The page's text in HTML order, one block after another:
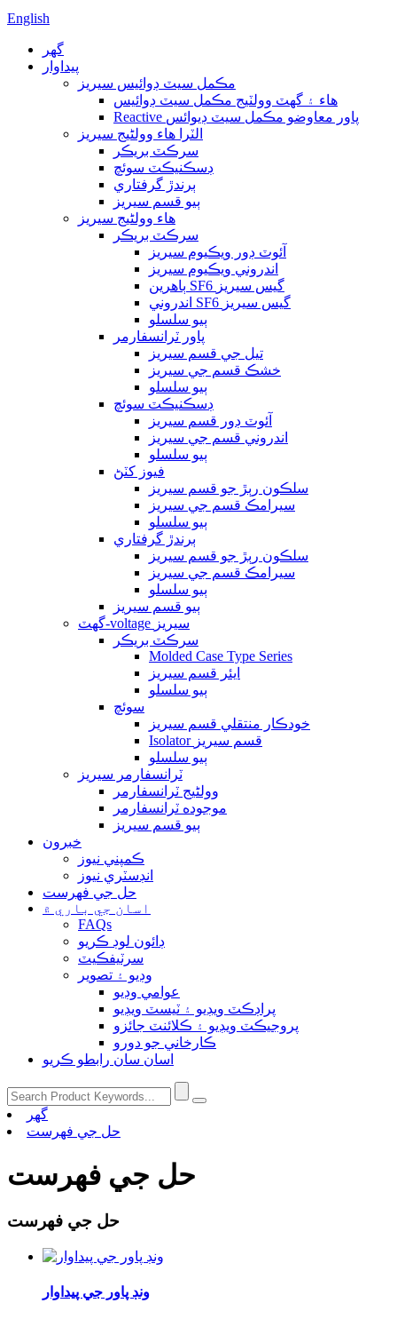
English
گهر
پيداوار
مڪمل سيٽ ڊوائيس سيريز
هاء ۽ گھٽ وولٽيج مڪمل سيٽ ڊوائيس
Reactive پاور معاوضو مڪمل سيٽ ڊيوائس
الٽرا هاء وولٹیج سيريز
سرڪٽ بريڪر
ڊسڪنيڪٽ سوئچ
ٻرندڙ گرفتاري
ٻيو قسم سيريز
هاء وولٹیج سيريز
سرڪٽ بريڪر
آئوٽ ڊور ويڪيوم سيريز
اندروني ويڪيوم سيريز
ٻاهرين SF6 گيس سيريز
اندروني SF6 گيس سيريز
ٻيو سلسلو
پاور ٽرانسفارمر
تيل جي قسم سيريز
خشڪ قسم جي سيريز
ٻيو سلسلو
ڊسڪنيڪٽ سوئچ
آئوٽ ڊور قسم سيريز
اندروني قسم جي سيريز
ٻيو سلسلو
فيوز کٽڻ
سلڪون رٻڙ جو قسم سيريز
سيرامڪ قسم جي سيريز
ٻيو سلسلو
ٻرندڙ گرفتاري
سلڪون رٻڙ جو قسم سيريز
سيرامڪ قسم جي سيريز
ٻيو سلسلو
ٻيو قسم سيريز
گھٽ-voltage سيريز
سرڪٽ بريڪر
Molded Case Type Series
ايئر قسم سيريز
ٻيو سلسلو
سوئچ
خودڪار منتقلي قسم سيريز
Isolator قسم سيريز
ٻيو سلسلو
ٽرانسفارمر سيريز
وولٹیج ٽرانسفارمر
موجوده ٽرانسفارمر
ٻيو قسم سيريز
خبرون
ڪمپني نيوز
انڊسٽري نيوز
حل جي فهرست
اسان جي باري ۾
FAQs
ڊائون لوڊ ڪريو
سرٽيفڪيٽ
وڊيو ۽ تصوير
عوامي وڊيو
پراڊڪٽ ويڊيو ۽ ٽيسٽ ويڊيو
پروجيڪٽ ويڊيو ۽ ڪلائنٽ جائزو
ڪارخاني جو دورو
اسان سان رابطو ڪريو
گهر
حل جي فهرست
حل جي فهرست
حل جي فهرست
ونڊ پاور جي پيداوار